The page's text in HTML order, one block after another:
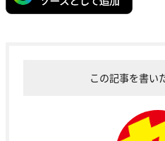
この記事を書い